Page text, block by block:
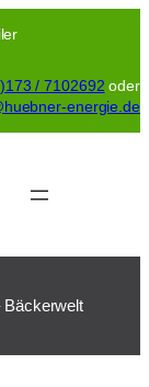
/ 7102692 oder
energie.de
Bäckerwelt